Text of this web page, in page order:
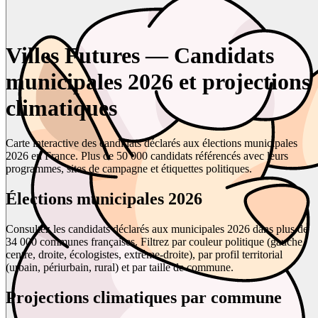
Villes Futures — Candidats
municipales 2026 et projections
climatiques
Carte interactive des candidats déclarés aux élections municipales
2026 en France. Plus de 50 000 candidats référencés avec leurs
programmes, sites de campagne et étiquettes politiques.
Élections municipales 2026
Consultez les candidats déclarés aux municipales 2026 dans plus de
34 000 communes françaises. Filtrez par couleur politique (gauche,
centre, droite, écologistes, extrême-droite), par profil territorial
(urbain, périurbain, rural) et par taille de commune.
Projections climatiques par commune